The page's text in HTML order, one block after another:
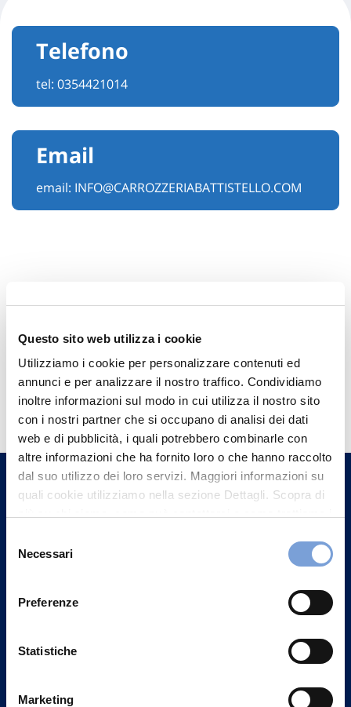
Questo sito web utilizza i cookie
Utilizziamo i cookie per personalizzare contenuti ed
annunci e per analizzare il nostro traffico. Condividiamo
inoltre informazioni sul modo in cui utilizza il nostro sito
con i nostri partner che si occupano di analisi dei dati
web e di pubblicità, i quali potrebbero combinarle con
altre informazioni che ha fornito loro o che hanno raccolto
dal suo utilizzo dei loro servizi. Maggiori informazioni su
quali cookie utilizziamo nella sezione Dettagli. Scopra di
può trovare nel footer del sito nella sezione "Informativa
delNecessari
Preferenze
Statistiche
Marketing
Telefono
tel: 0354421014
Email
email: INFO@CARROZZERIABATTISTELLO.COM
Hai bisogno di
informazioni?
Trova l'Agenzia più vicina a te e parla con
un nostro Agente.